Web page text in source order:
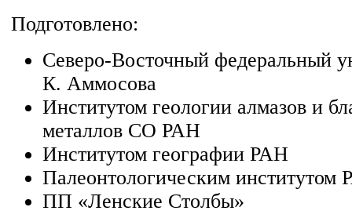
Подготовлено:
Северо-Восточный федеральный
К. Аммосова
Институтом геологии алмазов и
металлов СО РАН
Институтом географии РАН
Палеонтологическим институтом
ПП «Ленские Столбы»